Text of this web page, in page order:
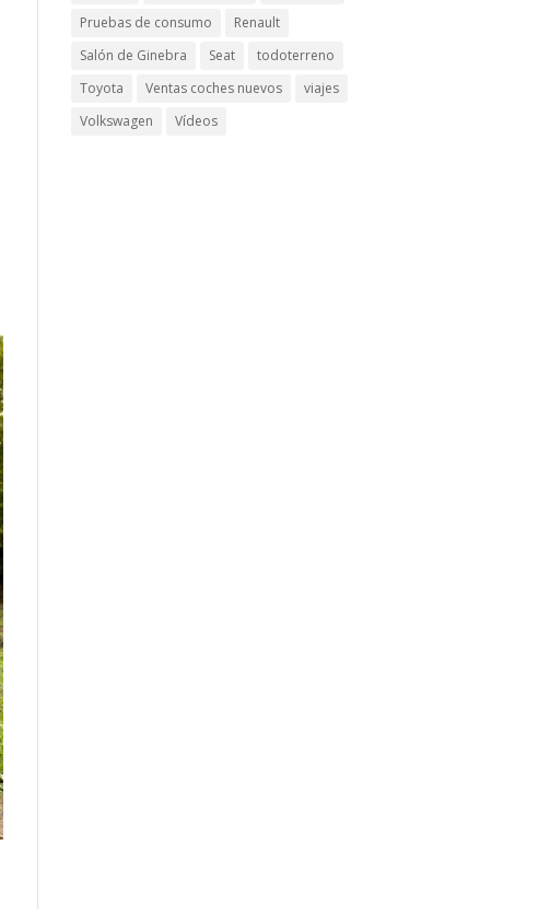
Pruebas de consumo
Renault
Salón de Ginebra
Seat
todoterreno
Toyota
Ventas coches nuevos
viajes
Volkswagen
Vídeos